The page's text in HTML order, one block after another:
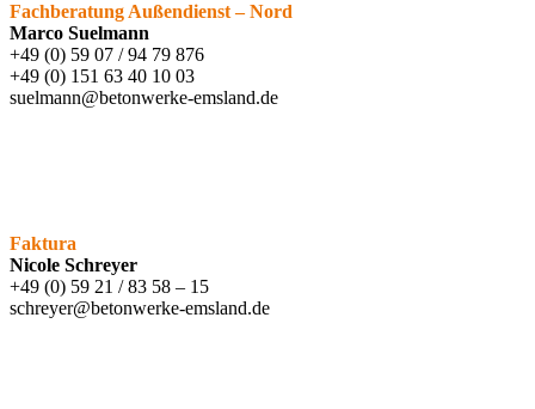
Fachberatung Außendienst – Nord
Marco Suelmann
+49 (0) 59 07 / 94 79 876
+49 (0) 151 63 40 10 03
suelmann@betonwerke-emsland.de
Faktura
Nicole Schreyer
+49 (0) 59 21 / 83 58 – 15
schreyer@betonwerke-emsland.de